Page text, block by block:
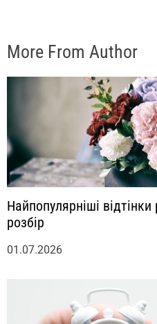
More From Author
Найпопулярніші
розбір
01.07.2026